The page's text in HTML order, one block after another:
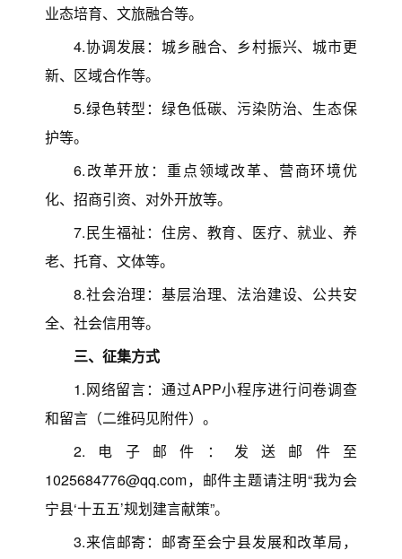
业态培育、文旅融合等。
4.协调发展：城乡融合、乡村振兴、城市更
新、区域合作等。
5.绿色转型：绿色低碳、污染防治、生态保
护等。
6.改革开放：重点领域改革、营商环境优
化、招商引资、对外开放等。
7.民生福祉：住房、教育、医疗、就业、养
老、托育、文体等。
8.社会治理：基层治理、法治建设、公共安
全、社会信用等。
三、征集方式
1.网络留言：通过APP小程序进行问卷调查
和留言（二维码见附件）。
2.电子邮件：发送邮件至
1025684776@qq.com，邮件主题请注明“我为会
宁县‘十五五’规划建言献策”。
3.来信邮寄：邮寄至会宁县发展和改革局，